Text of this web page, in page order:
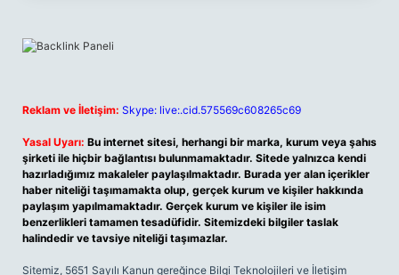
Reklam ve İletişim: Skype: live:.cid.575569c608265c69
Yasal Uyarı: Bu internet sitesi, herhangi bir marka, kurum veya şahıs
şirketi ile hiçbir bağlantısı bulunmamaktadır. Sitede yalnızca kendi
hazırladığımız makaleler paylaşılmaktadır. Burada yer alan içerikler
haber niteliği taşımamakta olup, gerçek kurum ve kişiler hakkında
paylaşım yapılmamaktadır. Gerçek kurum ve kişiler ile isim
benzerlikleri tamamen tesadüfidir. Sitemizdeki bilgiler taslak
halindedir ve tavsiye niteliği taşımazlar.
Sitemiz, 5651 Sayılı Kanun gereğince Bilgi Teknolojileri ve İletişim